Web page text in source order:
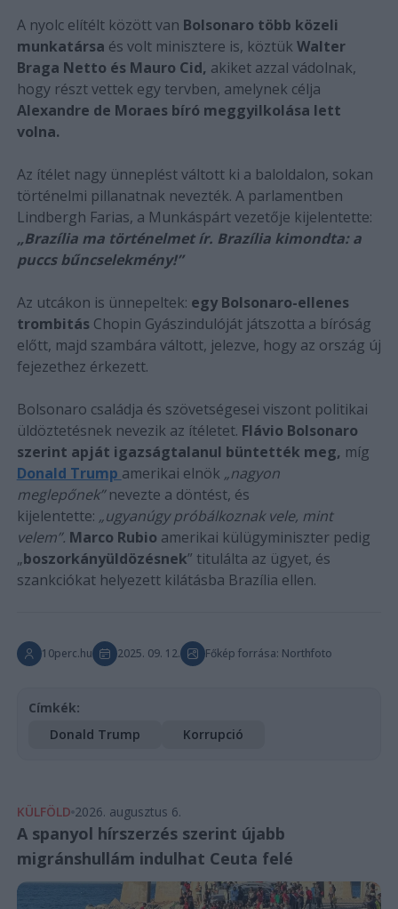
A nyolc elítélt között van Bolsonaro több közeli
munkatársa és volt minisztere is, köztük Walter
Braga Netto és Mauro Cid, akiket azzal vádolnak,
hogy részt vettek egy tervben, amelynek célja
Alexandre de Moraes bíró meggyilkolása lett
volna.
Az ítélet nagy ünneplést váltott ki a baloldalon, sokan
történelmi pillanatnak nevezték. A parlamentben
Lindbergh Farias, a Munkáspárt vezetője kijelentette:
„Brazília ma történelmet ír. Brazília kimondta: a
puccs bűncselekmény!”
Az utcákon is ünnepeltek: egy Bolsonaro-ellenes
trombitásChopin Gyászindulóját játszotta a bíróság
előtt, majd szambára váltott, jelezve, hogy az ország új
fejezethez érkezett.
Bolsonaro családja és szövetségesei viszont politikai
üldöztetésnek nevezik az ítéletet. Flávio Bolsonaro
szerint apját igazságtalanul büntették meg, míg
Donald Trump amerikai elnök „nagyon
meglepőnek”nevezte a döntést, és
kijelentette: „ugyanúgy próbálkoznak vele, mint
velem”. Marco Rubio amerikai külügyminiszter pedig
„boszorkányüldözésnek” titulálta az ügyet, és
szankciókat helyezett kilátásba Brazília ellen.
10perc.hu 2025. 09. 12. Főkép forrása: Northfoto
Címkék:
Donald Trump
Korrupció
KÜLFÖLD 2026. augusztus 6.
A spanyol hírszerzés szerint újabb
migránshullám indulhat Ceuta felé